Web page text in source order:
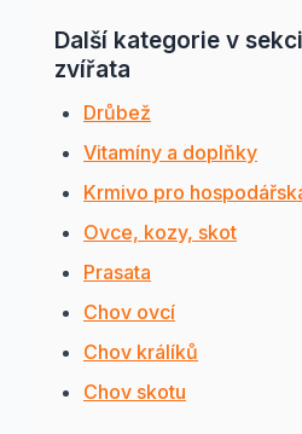
Další kategorie v
zvířata
Drůbež
Vitamíny a doplňky
Krmivo pro
Ovce, kozy, skot
Prasata
Chov ovcí
Chov králíků
Chov skotu